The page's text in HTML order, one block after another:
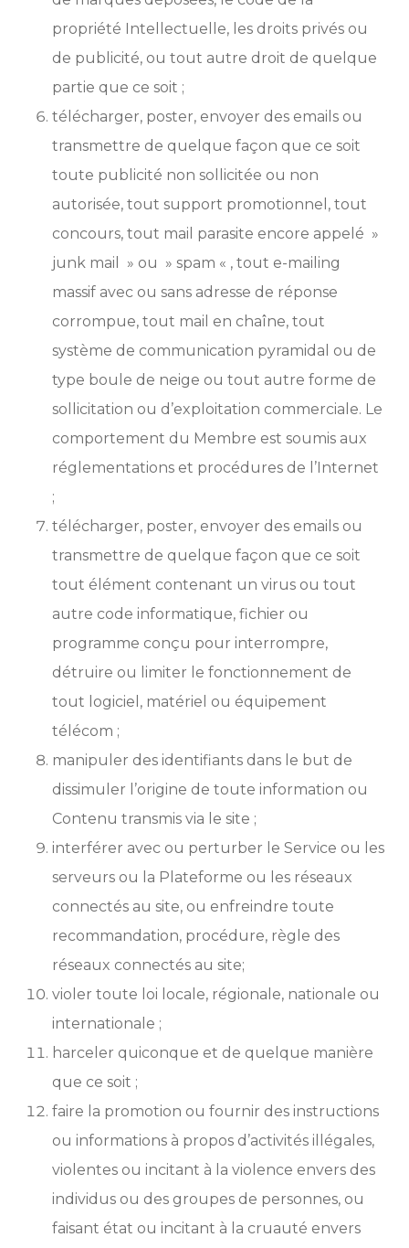
propriété Intellectuelle, les droits privés ou
de publicité, ou tout autre droit de quelque
partie que ce soit ;
télécharger, poster, envoyer des emails ou
transmettre de quelque façon que ce soit
toute publicité non sollicitée ou non
autorisée, tout support promotionnel, tout
concours, tout mail parasite encore appelé »
junk mail » ou » spam « , tout e-mailing
massif avec ou sans adresse de réponse
corrompue, tout mail en chaîne, tout
système de communication pyramidal ou de
type boule de neige ou tout autre forme de
sollicitation ou d’exploitation commerciale. Le
comportement du Membre est soumis aux
réglementations et procédures de l’Internet
;
télécharger, poster, envoyer des emails ou
transmettre de quelque façon que ce soit
tout élément contenant un virus ou tout
autre code informatique, fichier ou
programme conçu pour interrompre,
détruire ou limiter le fonctionnement de
tout logiciel, matériel ou équipement
télécom ;
manipuler des identifiants dans le but de
dissimuler l’origine de toute information ou
Contenu transmis via le site ;
interférer avec ou perturber le Service ou les
serveurs ou la Plateforme ou les réseaux
connectés au site, ou enfreindre toute
recommandation, procédure, règle des
réseaux connectés au site;
violer toute loi locale, régionale, nationale ou
internationale ;
harceler quiconque et de quelque manière
que ce soit ;
faire la promotion ou fournir des instructions
ou informations à propos d’activités illégales,
violentes ou incitant à la violence envers des
individus ou des groupes de personnes, ou
faisant état ou incitant à la cruauté envers